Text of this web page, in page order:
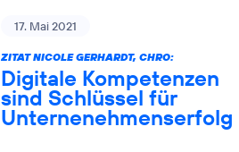
17. Mai 2021
ZITAT NICOLE GERHARDT, CHRO:
Digitale Kompetenzen
sind Schlüssel für
Unternenehmenserfolg